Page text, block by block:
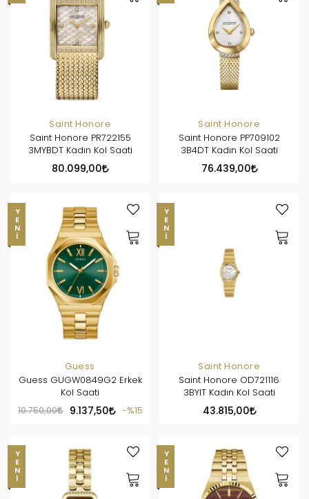
Saint Honore
Saint Honore PR722155
3MYBDT Kadın Kol Saati
80.099,00
Saint Honore
Saint Honore PP709102
3B4DT Kadın Kol Saati
76.439,00
YENI
Guess
Guess GUGW0849G2 Erkek
Kol Saati
10.750,00
9.137,50 %15
YENI
Saint Honore
Saint Honore OD721116
3BYIT Kadın Kol Saati
43.815,00
YENI YENI